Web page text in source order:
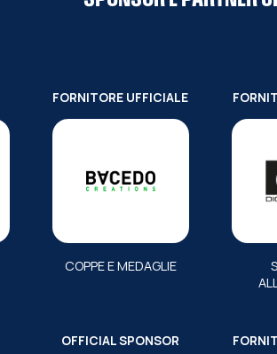
FORNITORE UFFICIALE
COPPE E MEDAGLIE
OFFICIAL SPONSOR